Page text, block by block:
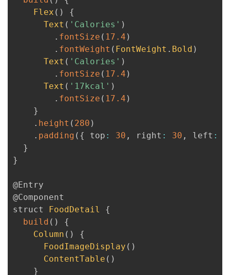
Flex ( )
{
Text ( 'Calories' )
. fontSize ( 17.4 )
. fontWeight ( FontWeight . Bold )
Text ( 'Calories' )
. fontSize ( 17.4 )
Text ( '17kcal' )
. fontSize ( 17.4 )
}
. height ( 280 )
. padding ( { top : 30 , right : 30 , left :
}
}
@Entry
@Component
struct FoodDetail
{
build ( )
{
Column ( )
{
FoodImageDisplay ( )
ContentTable ( )
}